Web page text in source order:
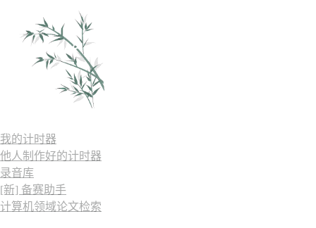
我的计时器
他人制作好的计时器
录音库
[新] 备赛助手
计算机领域论文检索